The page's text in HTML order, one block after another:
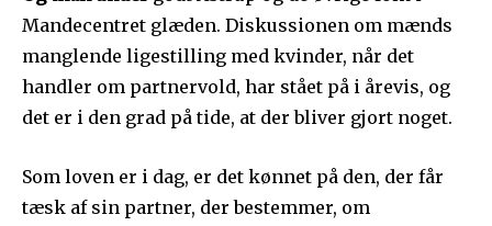
Mandecentret glæden. Diskussionen om mænds
manglende ligestilling med kvinder, når det
handler om partnervold, har stået på i årevis, og
det er i den grad på tide, at der bliver gjort noget.
Som loven er i dag, er det kønnet på den, der får
tæsk af sin partner, der bestemmer, om